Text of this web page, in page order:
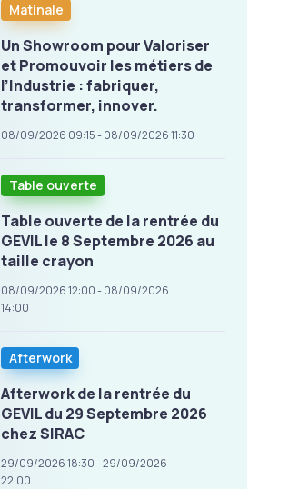
Matinale
Un Showroom pour Valoriser
et Promouvoir les métiers de
l’Industrie : fabriquer,
transformer, innover.
08/09/2026 09:15 - 08/09/2026 11:30
Table ouverte
Table ouverte de la rentrée du
GEVIL le 8 Septembre 2026 au
taille crayon
08/09/2026 12:00 - 08/09/2026
14:00
Afterwork
Afterwork de la rentrée du
GEVIL du 29 Septembre 2026
chez SIRAC
29/09/2026 18:30 - 29/09/2026
22:00